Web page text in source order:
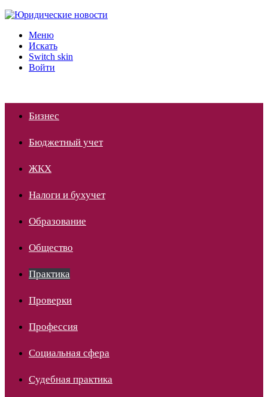
Меню
Искать
Switch skin
Войти
Бизнес
Бюджетный учет
ЖКХ
Налоги и бухучет
Образование
Общество
Практика
Проверки
Профессия
Социальная сфера
Судебная практика